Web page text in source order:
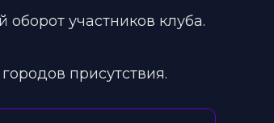
участников клуба.
городов присутствия.